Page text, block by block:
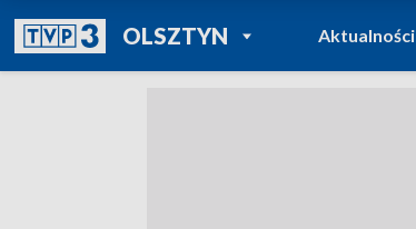
OLSZTYNPOWRÓT DO
TVP REGIONY
Aktualności